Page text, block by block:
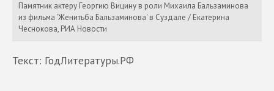
Памятник актеру Георгию Вицину в роли Михаила Бальзаминова
из фильма 'Женитьба Бальзаминова' в Суздале / Екатерина
Чеснокова, РИА Новости
Текст: ГодЛитературы.РФ